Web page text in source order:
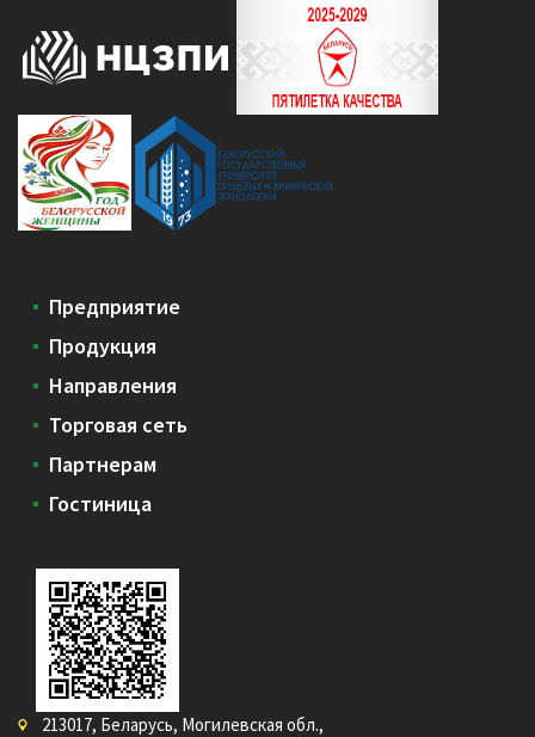
Предприятие
Продукция
Направления
Торговая сеть
Партнерам
Гостиница
213017, Беларусь, Могилевская обл.,